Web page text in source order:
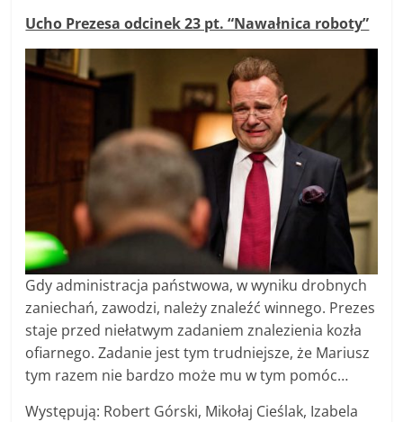
Ucho Prezesa odcinek 23 pt. “Nawałnica roboty”
Gdy administracja państwowa, w wyniku drobnych
zaniechań, zawodzi, należy znaleźć winnego. Prezes
staje przed niełatwym zadaniem znalezienia kozła
ofiarnego. Zadanie jest tym trudniejsze, że Mariusz
tym razem nie bardzo może mu w tym pomóc…
Występują: Robert Górski, Mikołaj Cieślak, Izabela